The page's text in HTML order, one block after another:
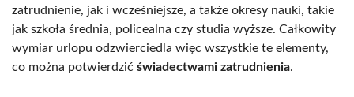
zatrudnienie, jak i wcześniejsze, a także okresy nauki, takie
jak szkoła średnia, policealna czy studia wyższe. Całkowity
wymiar urlopu odzwierciedla więc wszystkie te elementy,
co można potwierdzić świadectwami zatrudnienia.